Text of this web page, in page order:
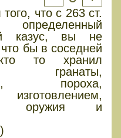
что с 263 ст.
казус, вы не
что бы в соседней
то хранил
гранаты,
пороха,
оружия и